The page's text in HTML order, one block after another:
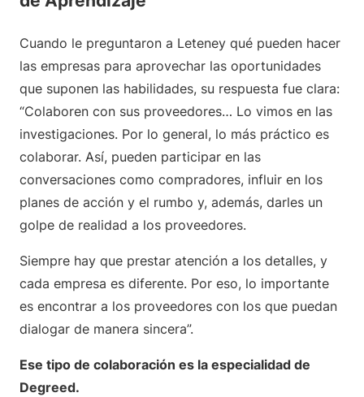
Cuando le preguntaron a Leteney qué pueden hacer
las empresas para aprovechar las oportunidades
que suponen las habilidades, su respuesta fue clara:
“Colaboren con sus proveedores… Lo vimos en las
investigaciones. Por lo general, lo más práctico es
colaborar. Así, pueden participar en las
conversaciones como compradores, influir en los
planes de acción y el rumbo y, además, darles un
golpe de realidad a los proveedores.
Siempre hay que prestar atención a los detalles, y
cada empresa es diferente. Por eso, lo importante
es encontrar a los proveedores con los que puedan
dialogar de manera sincera”.
Ese tipo de colaboración es la especialidad de
Degreed.